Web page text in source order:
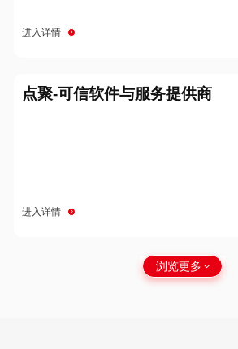
进入详情
点聚-可信软件与服务提供商
进入详情
浏览更多